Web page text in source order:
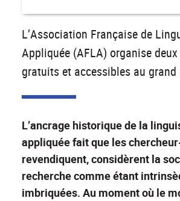
L’Association Française de
Appliquée (AFLA) organise
gratuits et accessibles au
L’ancrage historique de la
appliquée fait que les
revendiquent, considèrent la
recherche comme étant
imbriquées. Au moment où le